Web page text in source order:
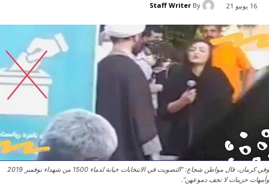
16 يونيو 21 By
Staff Writer
وفي كرمان، قال مواطن شجاع: "التصويت في الانتخابات خيانة لدماء 1500 من شهداء نوفمبر 2019
وأمهات حزينات لا تجف دموعهن".